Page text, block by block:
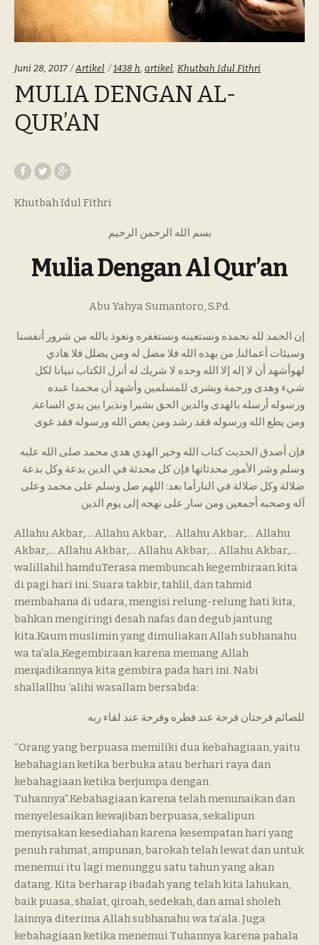
Juni 28, 2017 Categories:
Artikel Tags:
1438 h artikel Khutbah Idul Fithri
MULIA DENGAN AL-
QUR’AN
Khutbah Idul Fithri
بسم الله الرحمن الرحيم
Mulia Dengan Al Qur’an
Abu Yahya Sumantoro, S.Pd.
إن الحمد لله نحمده ونستعينه ونستغفره ونعوذ بالله من شرور أنفسنا
وسيئات أعمالنا, من يهده الله فلا مضل له ومن يضلل فلا هادي
لهوأشهد أن لا إله إلا الله وحده لا شريك له أنزل الكتاب تبيانا لكل
شيء وهدى ورحمة وبشرى للمسلمين وأشهد أن محمدا عبده
ورسوله أرسله بالهدى والدين الحق بشيرا ونذيرا بين يدي الساعة,
ومن يطع الله ورسوله فقد رشد ومن يعص الله ورسوله فقد غوى
فإن أصدق الحديث كتاب الله وخير الهدي هدي محمد صلى الله عليه
وسلم وشر الأمور محدثاتها فإن كل محدثة في الدين بدعة وكل بدعة
ضلالة وكل ضلالة في النارأما بعد: اللهم صل وسلم على محمد وعلى
آله وصحبه أجمعين ومن سار على نهجه إلى يوم الدين
Allahu Akbar,… Allahu Akbar,… Allahu Akbar,… Allahu
Akbar,… Allahu Akbar,… Allahu Akbar,… Allahu Akbar,…
walillahil hamduTerasa membuncah kegembiraan kita
di pagi hari ini. Suara takbir, tahlil, dan tahmid
membahana di udara, mengisi relung-relung hati kita,
bahkan mengiringi desah nafas dan degub jantung
kita.Kaum muslimin yang dimuliakan Allah subhanahu
wa ta’ala,Kegembiraan karena memang Allah
menjadikannya kita gembira pada hari ini. Nabi
shallallhu ‘alihi wasallam bersabda:
للصائم فرحتان فرحة عند فطره وفرحة عند لقاء ربه
“Orang yang berpuasa memiliki dua kebahagiaan, yaitu
kebahagian ketika berbuka atau berhari raya dan
kebahagiaan ketika berjumpa dengan
Tuhannya”.Kebahagiaan karena telah menunaikan dan
menyelesaikan kewajiban berpuasa, sekalipun
menyisakan kesediahan karena kesempatan hari yang
penuh rahmat, ampunan, barokah telah lewat dan untuk
menemui itu lagi menunggu satu tahun yang akan
datang. Kita berharap ibadah yang telah kita lahukan,
baik puasa, shalat, qiroah, sedekah, dan amal sholeh
lainnya diterima Allah subhanahu wa ta’ala. Juga
kebahagiaan ketika menemui Tuhannya karena pahala